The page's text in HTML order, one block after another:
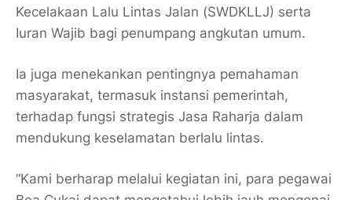
Kecelakaan Lalu Lintas Jalan (SWDKLLJ) serta
Iuran Wajib bagi penumpang angkutan umum.
Ia juga menekankan pentingnya pemahaman
masyarakat, termasuk instansi pemerintah,
terhadap fungsi strategis Jasa Raharja dalam
mendukung keselamatan berlalu lintas.
“Kami berharap melalui kegiatan ini, para pegawai